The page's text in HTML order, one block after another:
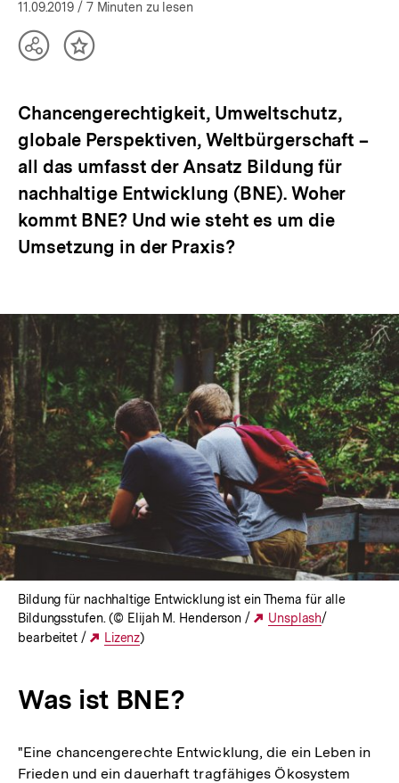
öffnen
11.09.2019 / 7 Minuten zu lesen
TeilenInhalt
Chancengerechtigkeit, Umweltschutz,
globale Perspektiven, Weltbürgerschaft –
all das umfasst der Ansatz Bildung für
nachhaltige Entwicklung (BNE). Woher
kommt BNE? Und wie steht es um die
Umsetzung in der Praxis?
Bildung für nachhaltige Entwicklung ist ein Thema für alle
Bildungsstufen. (© Elijah M. Henderson /
Externer
Unsplash/
bearbeitet /
Externer
Lizenz)
Was ist BNE?
"Eine chancengerechte Entwicklung, die ein Leben in
Frieden und ein dauerhaft tragfähiges Ökosystem